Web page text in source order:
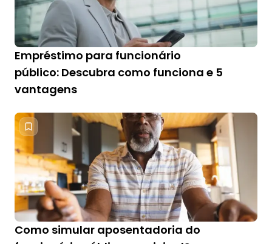
Empréstimo para funcionário
público: Descubra como funciona e 5
vantagens
Como simular aposentadoria do